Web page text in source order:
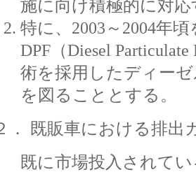
施に向け積極的に対応
特に、2003～2004年
DPF（Diesel
術を採用したディー
を図ることとする。
． 既販車における排出
既に市場投入されて